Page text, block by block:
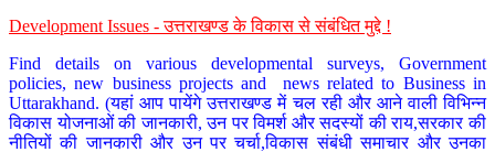
Development Issues - उत्तराखण्ड के विकास से संबंधित मुद्दे !
Find details on various developmental surveys, Government
policies, new business projects and news related to Business in
Uttarakhand. (यहां आप पायेंगे उत्तराखण्ड में चल रही और आने वाली विभिन्न
विकास योजनाओं की जानकारी, उन पर विमर्श और सदस्यों की राय,सरकार की
नीतियों की जानकारी और उन पर चर्चा,विकास संबंधी समाचार और उनका